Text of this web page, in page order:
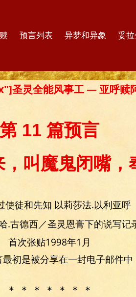
预言列表 异梦和异象 妥
圣灵全能风事工 — 亚呼赎
第 11 篇预言
叫魔鬼闭嘴，
使徒和先知 以莉莎法.以利亚呼
.古德西／圣灵恩膏下的说写记
首次张贴1998年1月
初是被分享在一封电子邮件中
＊ ＊ ＊ ＊ ＊ ＊ ＊